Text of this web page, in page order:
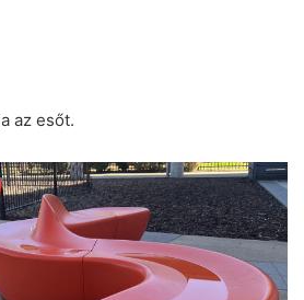
az esőt.